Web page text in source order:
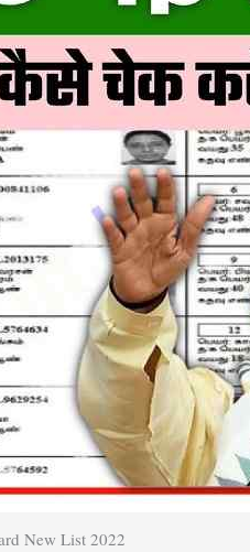
New List 2022